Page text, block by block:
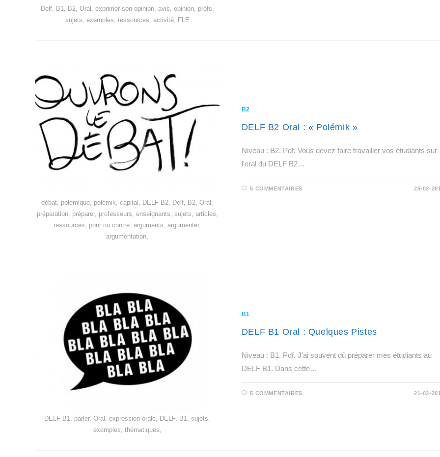
Delf, B1, B2, Oral, exprimer son opinion, avis, opinion, profs,
sujets, exemples, ressources, activité, FLE
débat, polémique, polémik, capital, DELF B2, Delf, B2, Oral,
préparation, préparer, professeurs, enseignants, sujets, articles,
ressources, pour ou contre, arguments, argumenter,
argumentation,
B2
DELF B2 Oral : « Polémik »
Niveau : B2. Pdf. Vous devez faire travailler vos étudiants sur
l'oral du DELF B2…
5 COMMENTAIRES 25-02-
DELF B1, parler, Oral, expression orale, DELF, B1, sujets,
exemples, thématiques,
B1
DELF B1 Oral : Quelques Pistes
Niveau : B1. Pdf. J'ai souvent dû préparer mes étudiants au
DELF B1. Dans cette…
5 COMMENTAIRES 21-02-